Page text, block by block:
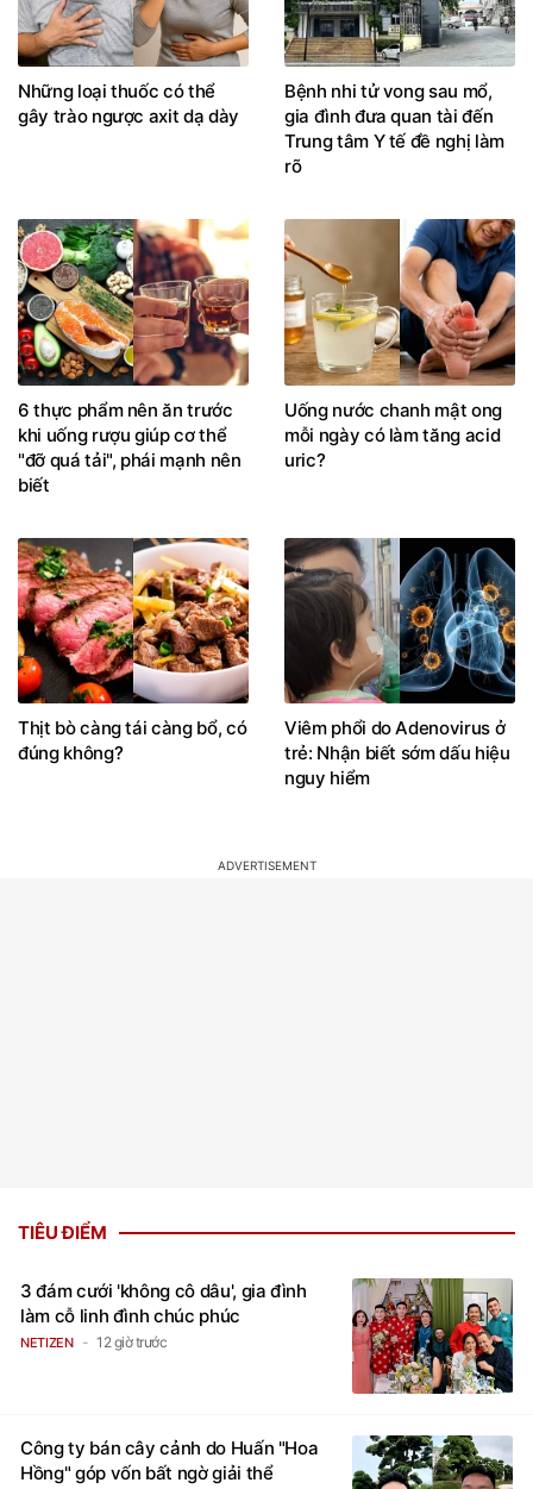
Những loại thuốc có thể
gây trào ngược axit dạ dày
Bệnh nhi tử vong sau mổ,
gia đình đưa quan tài đến
Trung tâm Y tế đề nghị làm
rõ
6 thực phẩm nên ăn trước
khi uống rượu giúp cơ thể
"đỡ quá tải", phái mạnh nên
biết
Uống nước chanh mật ong
mỗi ngày có làm tăng acid
uric?
Thịt bò càng tái càng bổ, có
đúng không?
Viêm phổi do Adenovirus ở
trẻ: Nhận biết sớm dấu hiệu
nguy hiểm
TIÊU ĐIỂM
3 đám cưới 'không cô dâu', gia đình
làm cỗ linh đình chúc phúc
NETIZEN 12 giờ trước
Công ty bán cây cảnh do Huấn "Hoa
Hồng" góp vốn bất ngờ giải thể